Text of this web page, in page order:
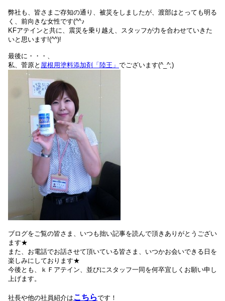
弊社も、皆さまご存知の通り、被災をしましたが、渡部はとっても明る
く、前向きな女性です(^^♪
KFアテインと共に、震災を乗り越え、スタッフが力を合わせていきた
いと思います!(^^)!
最後に・・・、
私、菅原と 屋根用塗料添加剤「陸王」 でございます(^_^;)
ブログをご覧の皆さま、いつも拙い記事を読んで頂きありがとうござい
ます★
また、お電話でお話させて頂いている皆さま、いつかお会いできる日を
楽しみにしております★
今後とも、ｋＦアテイン、並びにスタッフ一同を何卒宜しくお願い申し
上げます。
社長や他の社員紹介はこちらです！